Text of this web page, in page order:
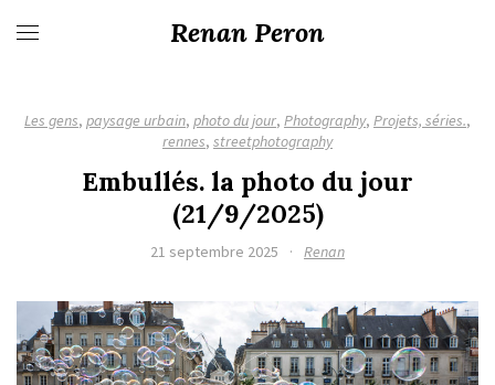
Renan Peron
Les gens, paysage urbain, photo du jour, Photography, Projets, séries.,
rennes, streetphotography
Embullés. la photo du jour
(21/9/2025)
21 septembre 2025 · Renan